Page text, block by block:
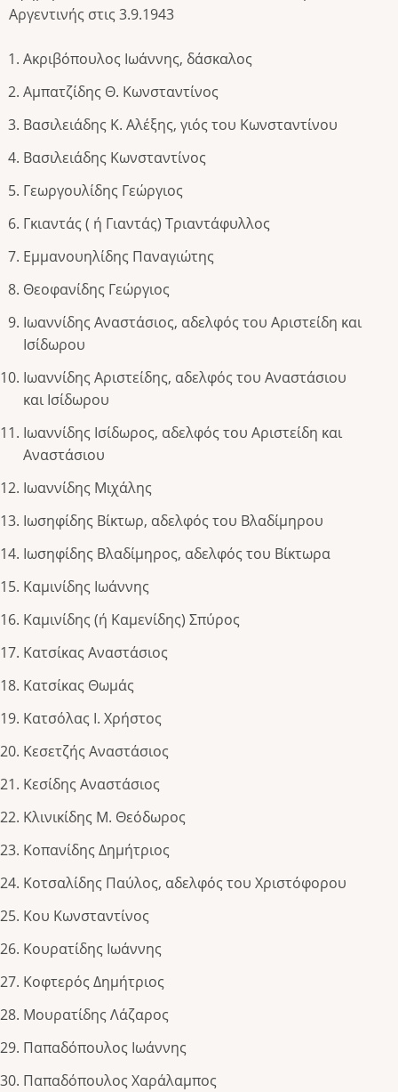
Αργεντινής στις 3.9.1943
Ακριβόπουλος Ιωάννης, δάσκαλος
Αμπατζίδης Θ. Κωνσταντίνος
Βασιλειάδης Κ. Αλέξης, γιός του Κωνσταντίνου
Βασιλειάδης Κωνσταντίνος
Γεωργουλίδης Γεώργιος
Γκιαντάς ( ή Γιαντάς) Τριαντάφυλλος
Εμμανουηλίδης Παναγιώτης
Θεοφανίδης Γεώργιος
Ιωαννίδης Αναστάσιος, αδελφός του Αριστείδη και
Ισίδωρου
Ιωαννίδης Αριστείδης, αδελφός του Αναστάσιου
και Ισίδωρου
Ιωαννίδης Ισίδωρος, αδελφός του Αριστείδη και
Αναστάσιου
Ιωαννίδης Μιχάλης
Ιωσηφίδης Βίκτωρ, αδελφός του Βλαδίμηρου
Ιωσηφίδης Βλαδίμηρος, αδελφός του Βίκτωρα
Καμινίδης Ιωάννης
Καμινίδης (ή Καμενίδης) Σπύρος
Κατσίκας Αναστάσιος
Κατσίκας Θωμάς
Κατσόλας Ι. Χρήστος
Κεσετζής Αναστάσιος
Κεσίδης Αναστάσιος
Κλινικίδης Μ. Θεόδωρος
Κοπανίδης Δημήτριος
Κοτσαλίδης Παύλος, αδελφός του Χριστόφορου
Κου Κωνσταντίνος
Κουρατίδης Ιωάννης
Κοφτερός Δημήτριος
Μουρατίδης Λάζαρος
Παπαδόπουλος Ιωάννης
Παπαδόπουλος Χαράλαμπος